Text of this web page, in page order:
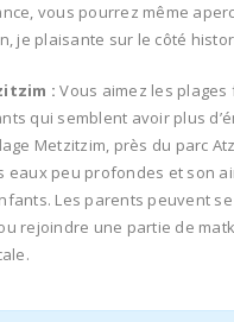
vous pourrez même
je plaisante sur le côté
: Vous aimez les plages
qui semblent avoir plus
Metzitzim, près du parc
eaux peu profondes et son
Les parents peuvent se
rejoindre une partie de